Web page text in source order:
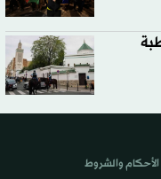
الأحكام والشروط